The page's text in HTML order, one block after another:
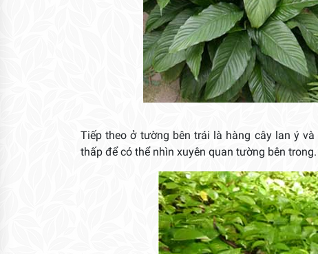
Tiếp theo ở tường bên trái là hàng cây lan ý
thấp để có thể nhìn xuyên quan tường bên trong.